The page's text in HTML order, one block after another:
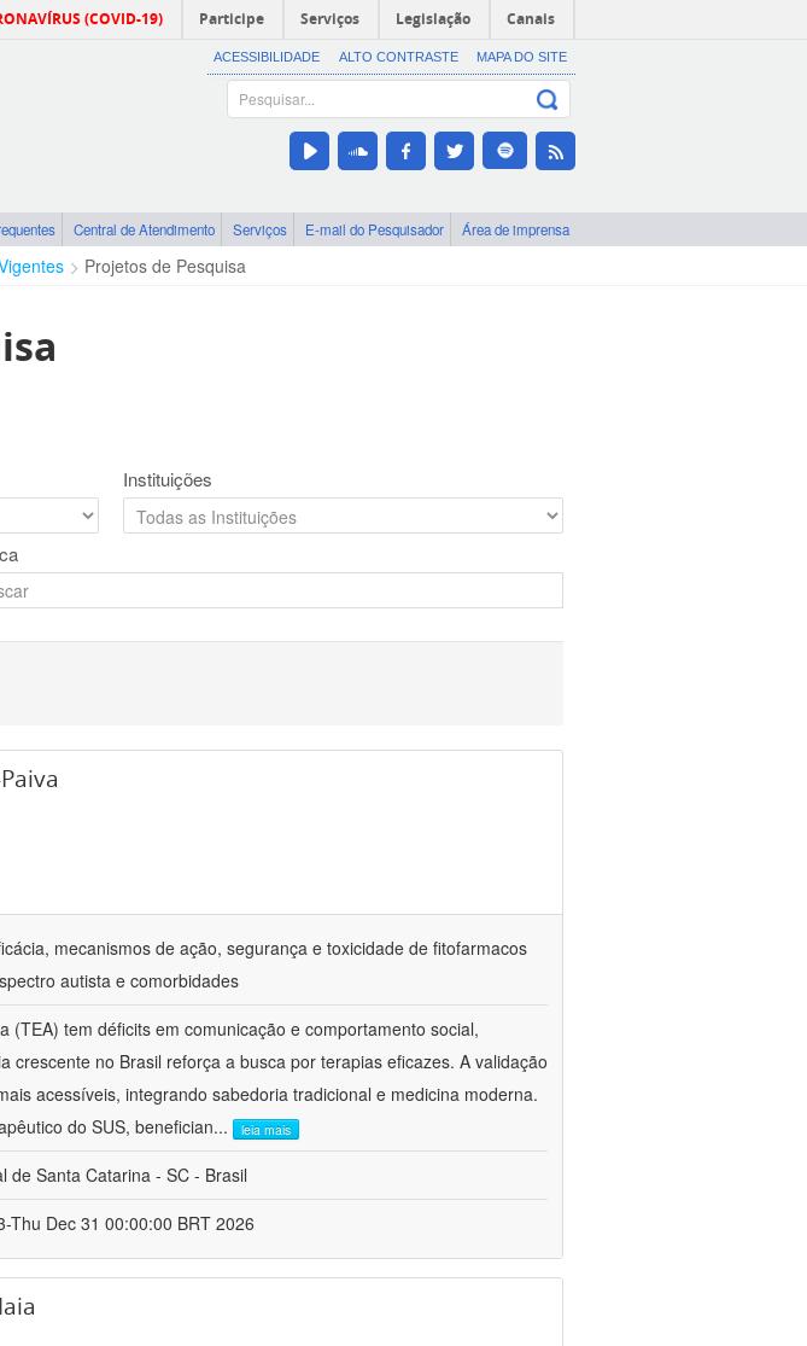
(COVID-19) Participe Serviços Legislação Canais
ACESSIBILIDADE ALTO CONTRASTE MAPA DO SITE
Central de Atendimento Serviços E-mail do Pesquisador Área de imprensa
Projetos de Pesquisa
Instituições
mecanismos de ação, segurança e toxicidade de fitofarmacos
autista e comorbidades
(TEA) tem déficits em comunicação e comportamento social,
crescente no Brasil reforça a busca por terapias eficazes. A validação
acessíveis, integrando sabedoria tradicional e medicina moderna.
do SUS, benefician... leia mais
de Santa Catarina - SC - Brasil
Thu Dec 31 00:00:00 BRT 2026